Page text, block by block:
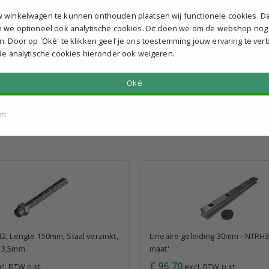
verzonden
Vandaag verzonden
Lengte 150mm, Staal verzinkt,
BTW p.st.
Lineaire geleiding 30mm -
maat'
€ 96,70 excl. BTW p.st.
winkelwagen te kunnen onthouden plaatsen wij functionele cookies.
we optioneel ook analytische cookies. Dit doen we om de webshop
Door op 'Oké' te klikken geef je ons toestemming jouw ervaring te
analytische cookies hieronder ook weigeren.
Oké